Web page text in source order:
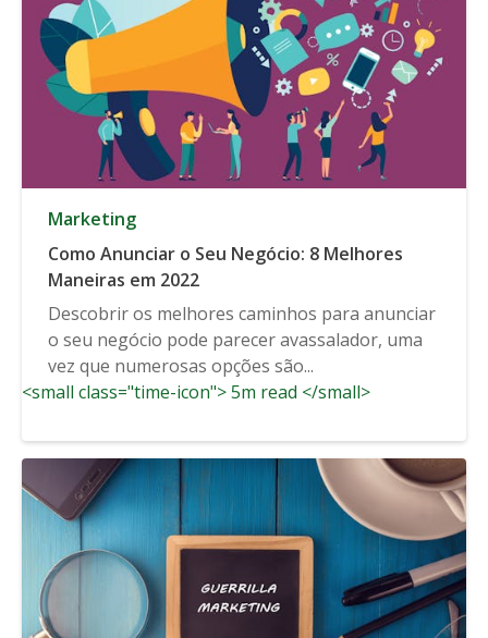
Marketing
Como Anunciar o Seu Negócio: 8 Melhores
Maneiras em 2022
Descobrir os melhores caminhos para anunciar
o seu negócio pode parecer avassalador, uma
vez que numerosas opções são...
<small class="time-icon"> 5m read </small>